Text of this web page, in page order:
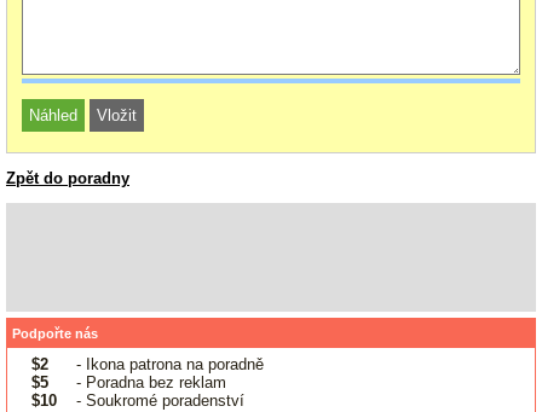
Zpět do poradny
Podpořte nás
$2
- Ikona patrona na poradně
$5
- Poradna bez reklam
$10
- Soukromé poradenství